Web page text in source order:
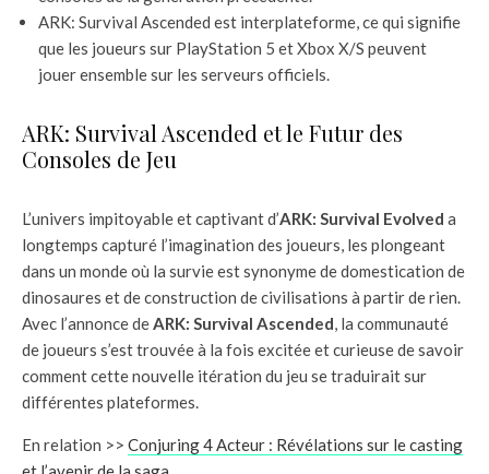
ARK: Survival Ascended est interplateforme, ce qui signifie
que les joueurs sur PlayStation 5 et Xbox X/S peuvent
jouer ensemble sur les serveurs officiels.
ARK: Survival Ascended et le Futur des
Consoles de Jeu
L’univers impitoyable et captivant d’ARK: Survival Evolved a
longtemps capturé l’imagination des joueurs, les plongeant
dans un monde où la survie est synonyme de domestication de
dinosaures et de construction de civilisations à partir de rien.
Avec l’annonce deARK: Survival Ascended, la communauté
de joueurs s’est trouvée à la fois excitée et curieuse de savoir
comment cette nouvelle itération du jeu se traduirait sur
différentes plateformes.
En relation >> Conjuring 4 Acteur : Révélations sur le casting